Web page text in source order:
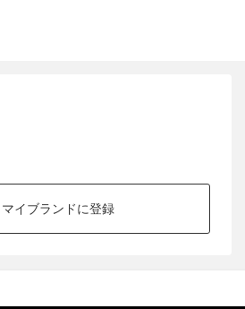
マイブランドに登録